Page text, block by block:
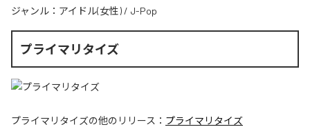
ジャンル： アイドル(女性) / J-Pop
プライマリタイズ
プライマリタイズの他のリリース： プライマリタイズ